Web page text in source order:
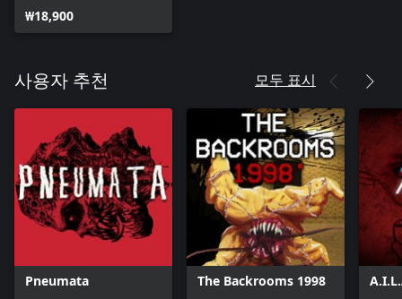
₩18,900
사용자 추천 모두 표시
Pneumata The Backrooms 1998